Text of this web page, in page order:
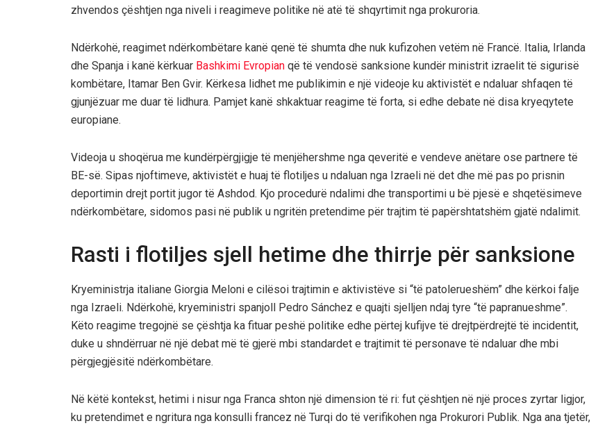
zhvendos çështjen nga niveli i reagimeve politike në atë të shqyrtimit nga prokuroria.
Ndërkohë, reagimet ndërkombëtare kanë qenë të shumta dhe nuk kufizohen vetëm në Francë. Italia, Irlanda
dhe Spanja i kanë kërkuar Bashkimi Evropian që të vendosë sanksione kundër ministrit izraelit të sigurisë
kombëtare, Itamar Ben Gvir. Kërkesa lidhet me publikimin e një videoje ku aktivistët e ndaluar shfaqen të
gjunjëzuar me duar të lidhura. Pamjet kanë shkaktuar reagime të forta, si edhe debate në disa kryeqytete
europiane.
Videoja u shoqërua me kundërpërgjigje të menjëhershme nga qeveritë e vendeve anëtare ose partnere të
BE-së. Sipas njoftimeve, aktivistët e huaj të flotiljes u ndaluan nga Izraeli në det dhe më pas po prisnin
deportimin drejt portit jugor të Ashdod. Kjo procedurë ndalimi dhe transportimi u bë pjesë e shqetësimeve
ndërkombëtare, sidomos pasi në publik u ngritën pretendime për trajtim të papërshtatshëm gjatë ndalimit.
Rasti i flotiljes sjell hetime dhe thirrje për sanksione
Kryeministrja italiane Giorgia Meloni e cilësoi trajtimin e aktivistëve si “të patolerueshëm” dhe kërkoi falje
nga Izraeli. Ndërkohë, kryeministri spanjoll Pedro Sánchez e quajti sjelljen ndaj tyre “të papranueshme”.
Këto reagime tregojnë se çështja ka fituar peshë politike edhe përtej kufijve të drejtpërdrejtë të incidentit,
duke u shndërruar në një debat më të gjerë mbi standardet e trajtimit të personave të ndaluar dhe mbi
përgjegjësitë ndërkombëtare.
Në këtë kontekst, hetimi i nisur nga Franca shton një dimension të ri: fut çështjen në një proces zyrtar ligjor,
ku pretendimet e ngritura nga konsulli francez në Turqi do të verifikohen nga Prokurori Publik. Nga ana tjetër,